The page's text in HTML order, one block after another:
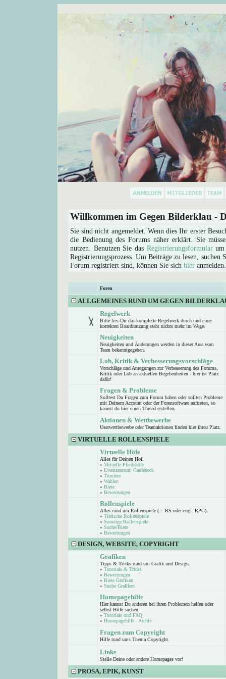
Willkommen im Gegen Bilderklau -
Sie sind nicht angemeldet. Wenn dies Ihr erster
die Bedienung des Forums näher erklärt. Sie
nutzen. Benutzen Sie das Registrierungsformularum
Registrierungsprozess. Um Beiträge zu lesen,
Forum registriert sind, können Sie sich hier anmelden.
Foren
ALLGEMEINES RUND UM GEGEN
Regelwerk
Bitte lies Dir das komplette Regelwerk durch und einer
korrekten Boardnutzung steht nichts mehr im Wege.
Neuigkeiten
Neuigkeiten und Änderungen werden in dieser Area vom
Team bekanntgegeben.
Lob, Kritik & Verbesserungsvorschläge
Vorschläge und Anregungen zur Verbesserung des Forums,
Kritik oder Lob an aktuellen Begebenheiten - hier ist Platz
dafür!
Fragen & Probleme
Solltest Du Fragen zum Forum haben oder sollten Probleme
mit Deinem Account oder der Forensoftware auftreten, so
kannst du hier einen Thread erstellen.
Aktionen & Wettbewerbe
Userwettbewerbe oder Teamaktionen finden hier ihren Platz.
VIRTUELLE ROLLENSPIELE
Virtuelle Höfe
Alles für Deinen Hof.
» Virtuelle Pferdehöfe
» Eventzentrum Gardebeck
» Turniere
» Wahlen
» Biete
» Bewertungen
Rollenspiele
Alles rund um Rollenspiele ( = RS oder engl. RPG).
» Tierische Rollenspiele
» Sonstige Rollenspiele
» Suche/Biete
» Bewertungen
DESIGN, WEBSITE, COPYRIGHT
Grafiken
Tipps & Tricks rund um Grafik und Design.
» Tutorials & Tricks
» Bewertungen
» Biete Grafiken
» Suche Grafiken
Homepagehilfe
Hier kannst Du anderen bei ihren Problemen helfen oder
selbst Hilfe suchen.
» Tutorials und FAQ
» Homepagehilfe - Archiv
Fragen zum Copyright
Hilfe rund ums Thema Copyright.
Links
Stelle Deine oder andere Homepages vor!
PROSA, EPIK, KUNST